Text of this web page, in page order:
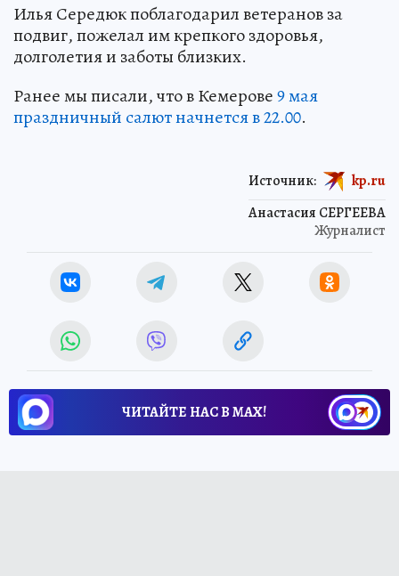
Илья Середюк поблагодарил ветеранов за
подвиг, пожелал им крепкого здоровья,
долголетия и заботы близких.
Ранее мы писали, что в Кемерове9 мая
праздничный салют начнется в 22.00.
Анастасия СЕРГЕЕВА
Журналист
Источник: kp.ru
ЧИТАЙТЕ НАС В МАХ!